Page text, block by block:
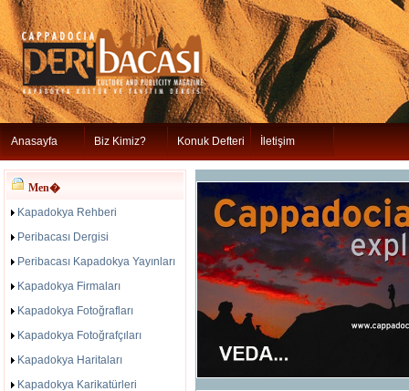
Anasayfa Biz Kimiz? Konuk Defteri İletişim
Men�
Kapadokya Rehberi
Peribacası Dergisi
Peribacası Kapadokya Yayınları
Kapadokya Firmaları
Kapadokya Fotoğrafları
Kapadokya Fotoğrafçıları
Kapadokya Haritaları
Kapadokya Karikatürleri